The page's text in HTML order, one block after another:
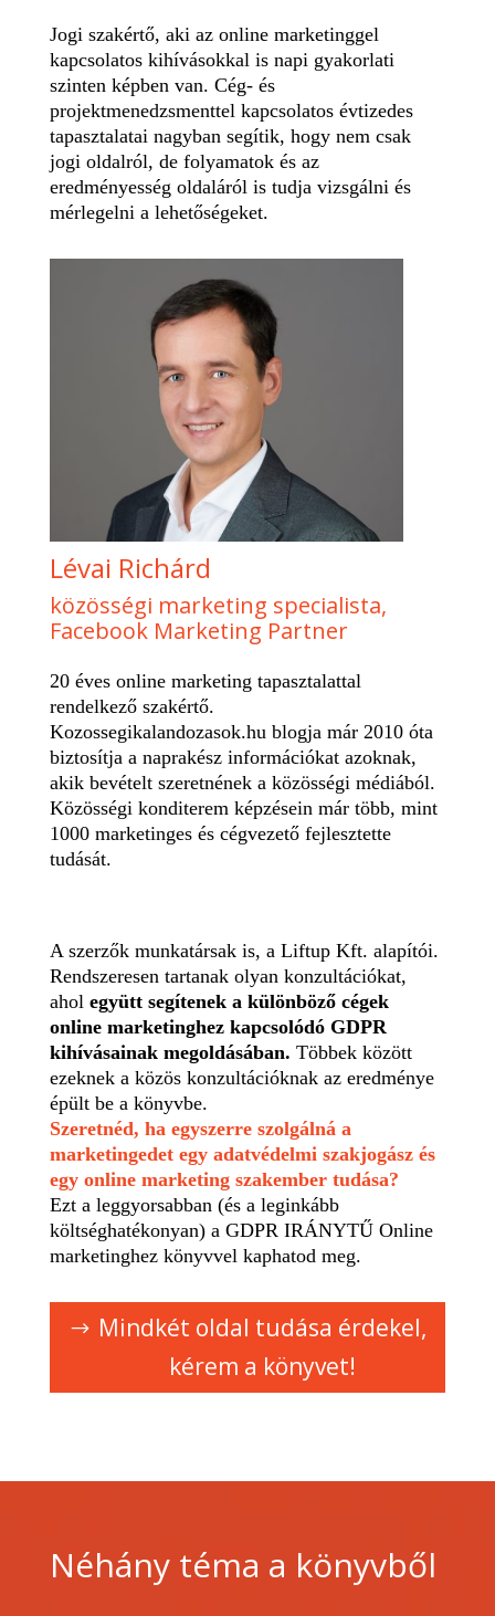
Jogi szakértő, aki az online marketinggel
kapcsolatos kihívásokkal is napi gyakorlati
szinten képben van. Cég- és
projektmenedzsmenttel kapcsolatos évtizedes
tapasztalatai nagyban segítik, hogy nem csak
jogi oldalról, de folyamatok és az
eredményesség oldaláról is tudja vizsgálni és
mérlegelni a lehetőségeket.
Lévai Richárd
közösségi marketing specialista,
Facebook Marketing Partner
20 éves online marketing tapasztalattal
rendelkező szakértő.
Kozossegikalandozasok.hu blogja már 2010 óta
biztosítja a naprakész információkat azoknak,
akik bevételt szeretnének a közösségi médiából.
Közösségi konditerem képzésein már több, mint
1000 marketinges és cégvezető fejlesztette
tudását.
A szerzők munkatársak is, a Liftup Kft. alapítói.
Rendszeresen tartanak olyan konzultációkat,
ahol együtt segítenek a különböző cégek
online marketinghez kapcsolódó GDPR
kihívásainak megoldásában. Többek között
ezeknek a közös konzultációknak az eredménye
épült be a könyvbe.
Szeretnéd, ha egyszerre szolgálná a
marketingedet egy adatvédelmi szakjogász és
egy online marketing szakember tudása?
Ezt a leggyorsabban (és a leginkább
költséghatékonyan) a GDPR IRÁNYTŰ Online
marketinghez könyvvel kaphatod meg.
Mindkét oldal tudása érdekel,
kérem a könyvet!
Néhány téma a könyvből